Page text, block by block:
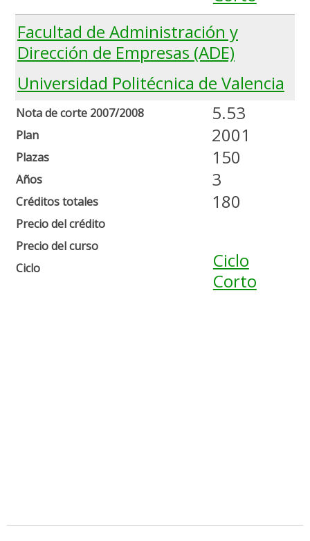
Facultad de Administración y
Dirección de Empresas (ADE)
Universidad Politécnica de Valencia
Nota de corte 2007/2008
Plan
Plazas
Años
Créditos totales
Precio del crédito
Precio del curso
Ciclo
5.53
2001
150
3
180
Ciclo
Corto